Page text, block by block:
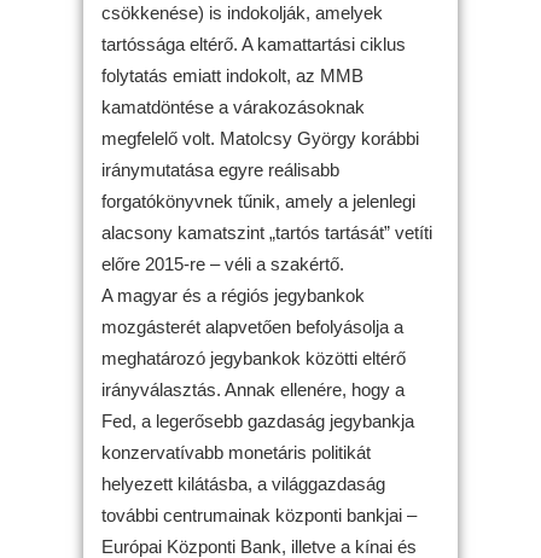
csökkenése) is indokolják, amelyek
tartóssága eltérő. A kamattartási ciklus
folytatás emiatt indokolt, az MMB
kamatdöntése a várakozásoknak
megfelelő volt. Matolcsy György korábbi
iránymutatása egyre reálisabb
forgatókönyvnek tűnik, amely a jelenlegi
alacsony kamatszint „tartós tartását” vetíti
előre 2015-re – véli a szakértő.
A magyar és a régiós jegybankok
mozgásterét alapvetően befolyásolja a
meghatározó jegybankok közötti eltérő
irányválasztás. Annak ellenére, hogy a
Fed, a legerősebb gazdaság jegybankja
konzervatívabb monetáris politikát
helyezett kilátásba, a világgazdaság
további centrumainak központi bankjai –
Európai Központi Bank, illetve a kínai és